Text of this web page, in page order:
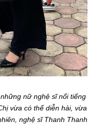
nữ nghệ sĩ nổi tiếng
vừa có thể diễn hài, vừa
nghệ sĩ Thanh Thanh